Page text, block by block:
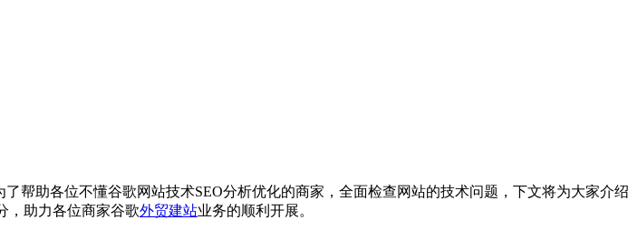
帮助各位不懂谷歌网站技术SEO分析优化的商家，全面检查网站的技术问题，下文将为大家介绍
，助力各位商家谷歌外贸建站业务的顺利开展。